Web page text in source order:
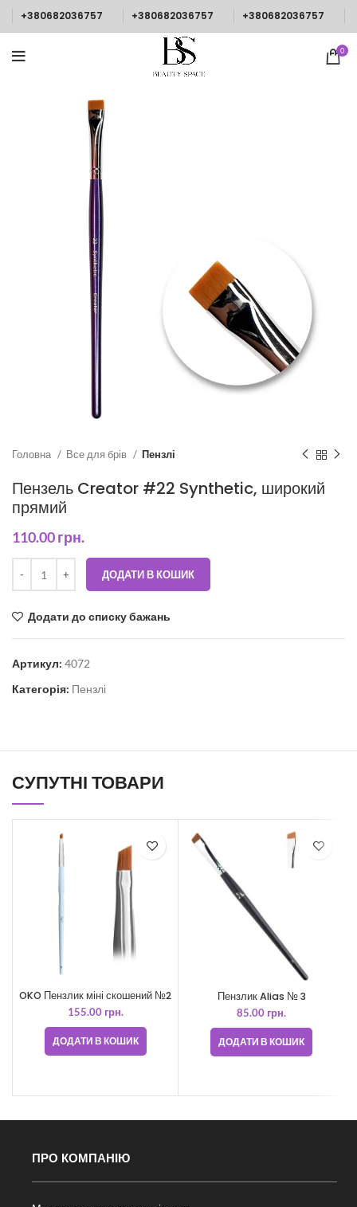
+380682036757 +380682036757 +380682036757
0
Головна Все для брів Пензлі
Пензель Creator #22 Synthetic, широкий
прямий
110.00грн.
ДОДАТИ В КОШИК
Додати до списку бажань
Артикул: 4072
Категорія: Пензлі
СУПУТНІ ТОВАРИ
OKO Пензлик міні скошений №2
155.00 грн.
ДОДАТИ В КОШИК
Пензлик Alias № 3
85.00 грн.
ДОДАТИ В КОШИК
ПРО КОМПАНІЮ